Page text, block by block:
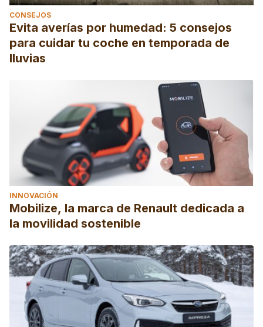
CONSEJOS
Evita averías por humedad: 5 consejos
para cuidar tu coche en temporada de
lluvias
INNOVACIÓN
Mobilize, la marca de Renault dedicada a
la movilidad sostenible